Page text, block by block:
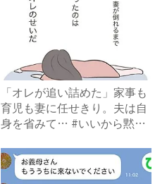
「オレが追い詰めた」家事も
育児も妻に任せきり。夫は自
身を省みて… #いいから黙